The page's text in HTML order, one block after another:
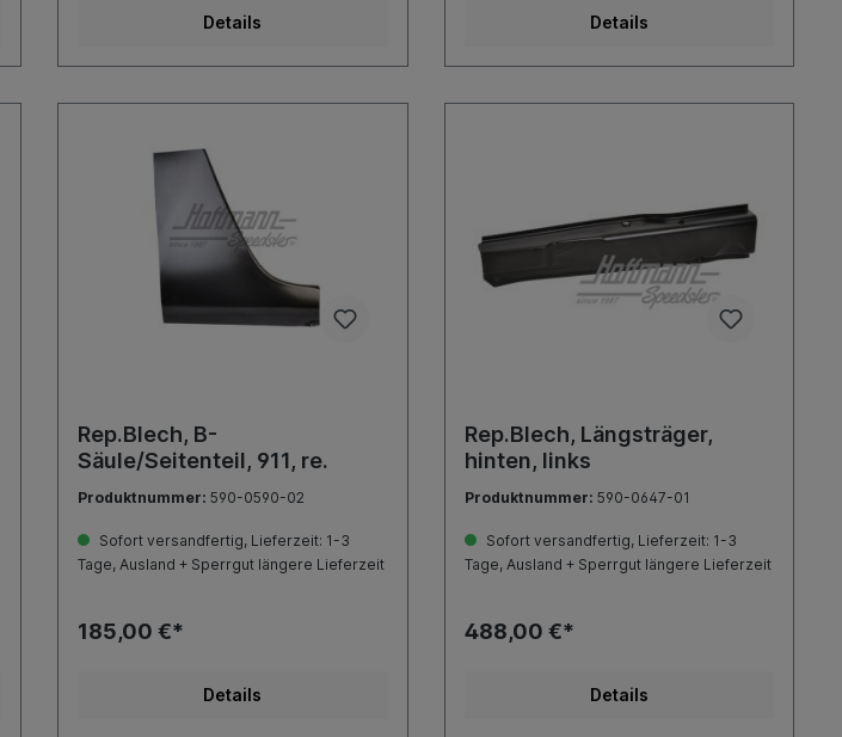
Details Details
Rep.Blech, B-
Säule/Seitenteil, 911, re.
Produktnummer: 590-0590-02
Sofort versandfertig, Lieferzeit: 1-3
Tage, Ausland + Sperrgut längere Lieferzeit
185,00 €*
Details
Rep.Blech, Längsträger,
hinten, links
Produktnummer: 590-0647-01
Sofort versandfertig, Lieferzeit: 1-3
Tage, Ausland + Sperrgut längere Lieferzeit
488,00 €*
Details